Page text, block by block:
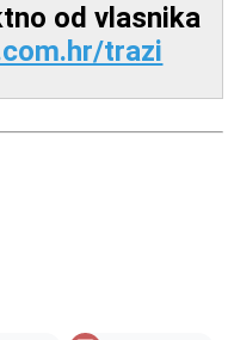
od vlasnika
trazi